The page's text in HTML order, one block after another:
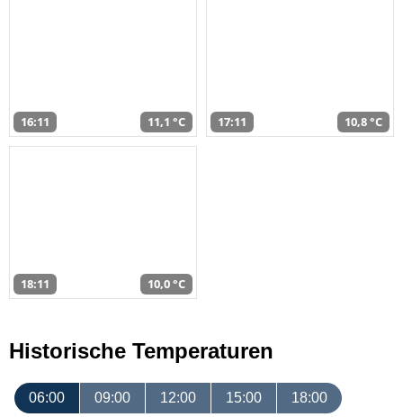
16:11 11,1 °C 17:11 10,8 °C
18:11 10,0 °C
Historische Temperaturen
06:00 09:00 12:00 15:00 18:00